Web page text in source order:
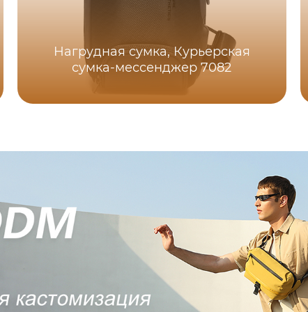
Нагрудная сумка, Курьерская
сумка-мессенджер 7082